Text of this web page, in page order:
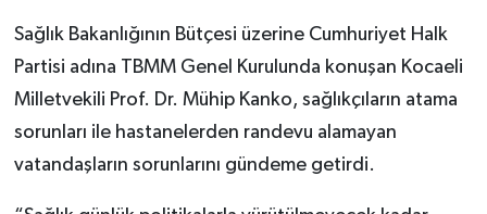
Sağlık Bakanlığının Bütçesi üzerine Cumhuriyet Halk
Partisi adına TBMM Genel Kurulunda konuşan Kocaeli
Milletvekili Prof. Dr. Mühip Kanko, sağlıkçıların atama
sorunları ile hastanelerden randevu alamayan
vatandaşların sorunlarını gündeme getirdi.